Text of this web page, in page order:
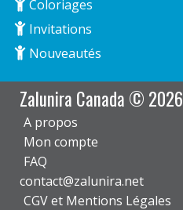
Coloriages
Invitations
Nouveautés
Zalunira Canada © 2026
A propos
Mon compte
FAQ
contact@zalunira.net
CGV et Mentions Légales